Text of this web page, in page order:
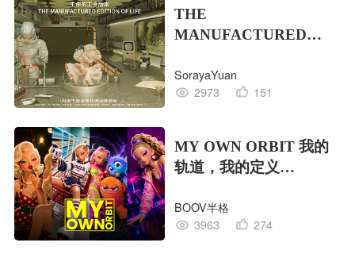
THE
MANUFACTURED
的工业版本
SorayaYuan
2973
151
MY OWN ORBIT 我的
轨道，我的定义
对
BOOV半格
3963
274